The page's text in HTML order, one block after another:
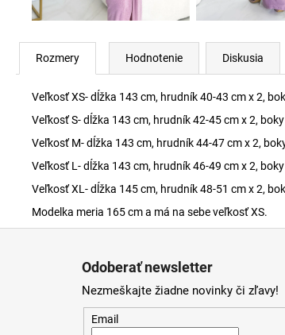
Rozmery Hodnotenie Diskusia
Veľkosť XS- dĺžka 143 cm, hrudník 40-43 cm x 2,
Veľkosť S- dĺžka 143 cm, hrudník 42-45 cm x 2,
Veľkosť M- dĺžka 143 cm, hrudník 44-47 cm x 2,
Veľkosť L- dĺžka 143 cm, hrudník 46-49 cm x 2,
Veľkosť XL- dĺžka 145 cm, hrudník 48-51 cm x 2,
Modelka meria 165 cm a má na sebe veľkosť XS.
Odoberať newsletter
Nezmeškajte žiadne novinky či zľavy!
Email